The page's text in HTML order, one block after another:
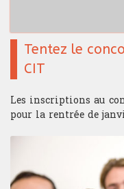
Tentez le
CIT
Les inscriptions au
pour la rentrée de